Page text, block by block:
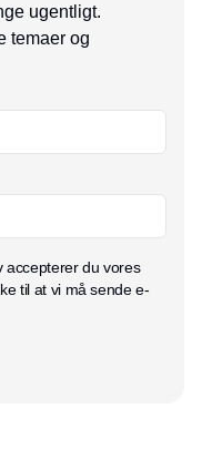
ugentligt.
temaer og
accepterer du vores
til at vi må sende e-